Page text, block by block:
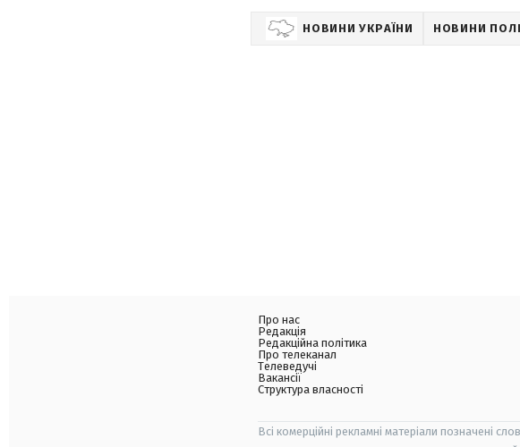
НОВИНИ УКРАЇНИ НОВИНИ
Про нас
Редакція
Редакційна політика
Про телеканал
Телеведучі
Вакансії
Структура власності
Всі комерційні рекламні матеріали позначені